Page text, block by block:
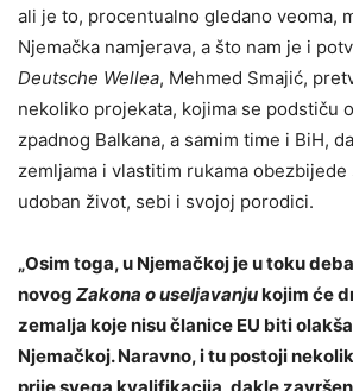
ali je to, procentualno gledano veoma,
Njemačka namjerava, a što nam je i
Deutsche Wellea, Mehmed Smajić,
nekoliko projekata, kojima se podstiču
zpadnog Balkana, a samim time i BiH,
zemljama i vlastitim rukama obezbijede
udoban život, sebi i svojoj porodici.
„Osim toga, u Njemačkoj je u toku
novog Zakona o useljavanjukojim će
zemalja koje nisu članice EU biti
Njemačkoj. Naravno, i tu postoji